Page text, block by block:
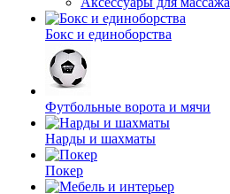
Бокс и единоборства
Футбольные ворота и мячи
Нарды и шахматы
Покер